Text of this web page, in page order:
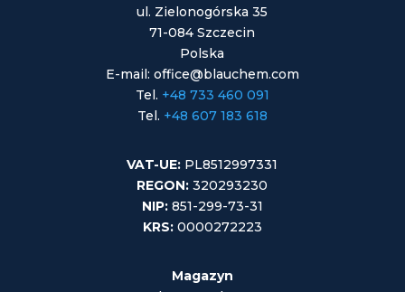
ul. Zielonogórska 35
71-084 Szczecin
Polska
E-mail: office@blauchem.com
Tel. +48 733 460 091
Tel. +48 607 183 618
VAT-UE: PL8512997331
REGON: 320293230
NIP:851-299-73-31
KRS:0000272223
Magazyn